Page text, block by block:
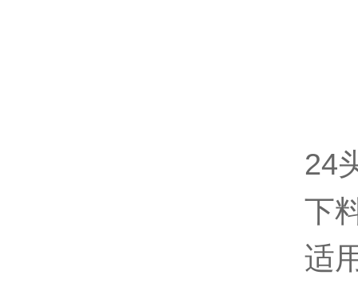
24
下
适